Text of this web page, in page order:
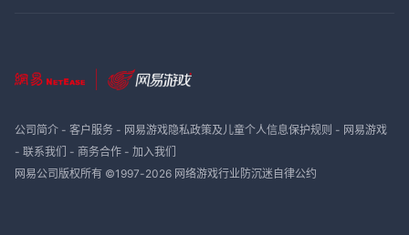
公司简介- 客户服务- 网易游戏隐私政策及儿童个人信息保护规则 - 网易游戏
- 联系我们 - 商务合作- 加入我们
网易公司版权所有 ©1997-2026 网络游戏行业防沉迷自律公约